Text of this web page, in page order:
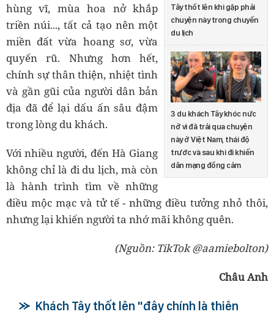
Tây thốt lên khi gặp phải
chuyện này trong chuyến
du lịch
3 du khách Tây khóc nức
nở vì đã trải qua chuyện
này ở Việt Nam, thái độ
trước và sau khi đi khiến
dân mạng đồng cảm
hùng vĩ, mùa hoa nở khắp
triền núi..., tất cả tạo nên một
miền đất vừa hoang sơ, vừa
quyến rũ. Nhưng hơn hết,
chính sự thân thiện, nhiệt tình
và gần gũi của người dân bản
địa đã để lại dấu ấn sâu đậm
trong lòng du khách.
Với nhiều người, đến Hà Giang
không chỉ là đi du lịch, mà còn
là hành trình tìm về những
điều mộc mạc và tử tế - những điều tưởng nhỏ thôi,
nhưng lại khiến người ta nhớ mãi không quên.
(Nguồn: TikTok @aamiebolton)
Châu Anh
Khách Tây thốt lên "đây chính là thiên